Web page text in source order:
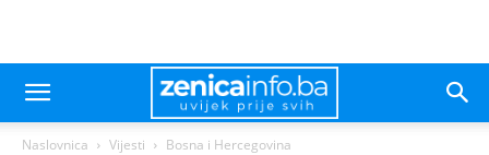
Naslovnica Vijesti Bosna i Hercegovina